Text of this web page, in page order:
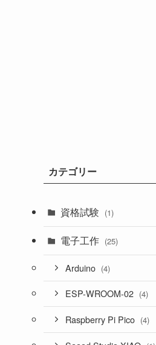
カテゴリー
資格試験 (1)
電子工作 (25)
Arduino (4)
ESP-WROOM-02 (4)
Raspberry Pi Pico (4)